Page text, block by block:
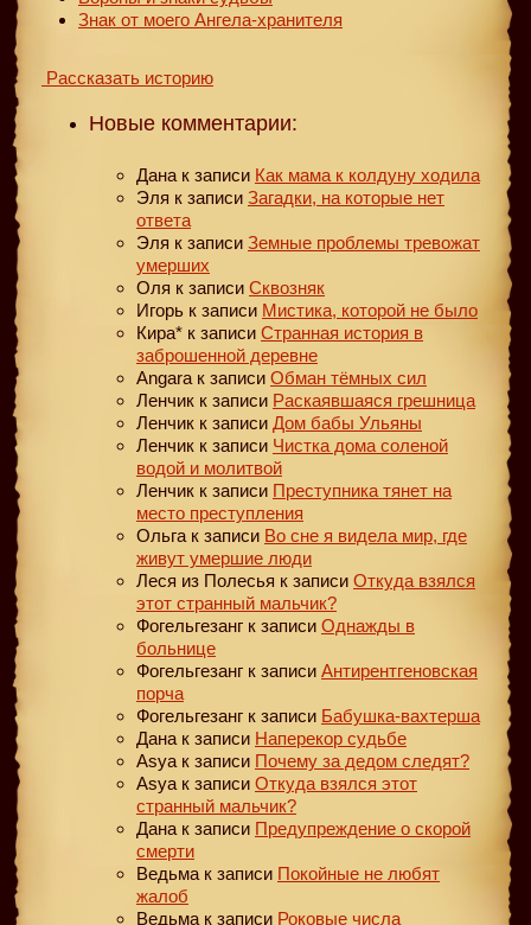
Знак от моего Ангела-хранителя
Рассказать историю
Новые комментарии:
Дана к записи Как мама к колдуну ходила
Эля к записи Загадки, на которые нет
ответа
Эля к записи Земные проблемы тревожат
умерших
Оля к записи Сквозняк
Игорь к записи Мистика, которой не было
Кира* к записи Странная история в
заброшенной деревне
Angara к записи Обман тёмных сил
Ленчик к записи Раскаявшаяся грешница
Ленчик к записи Дом бабы Ульяны
Ленчик к записи Чистка дома соленой
водой и молитвой
Ленчик к записи Преступника тянет на
место преступления
Ольга к записи Во сне я видела мир, где
живут умершие люди
Леся из Полесья к записи Откуда взялся
этот странный мальчик?
Фогельгезанг к записи Однажды в
больнице
Фогельгезанг к записи Антирентгеновская
порча
Фогельгезанг к записи Бабушка-вахтерша
Дана к записи Наперекор судьбе
Asya к записи Почему за дедом следят?
Asya к записи Откуда взялся этот
странный мальчик?
Дана к записи Предупреждение о скорой
смерти
Ведьма к записи Покойные не любят
жалоб
Ведьма к записи Роковые числа